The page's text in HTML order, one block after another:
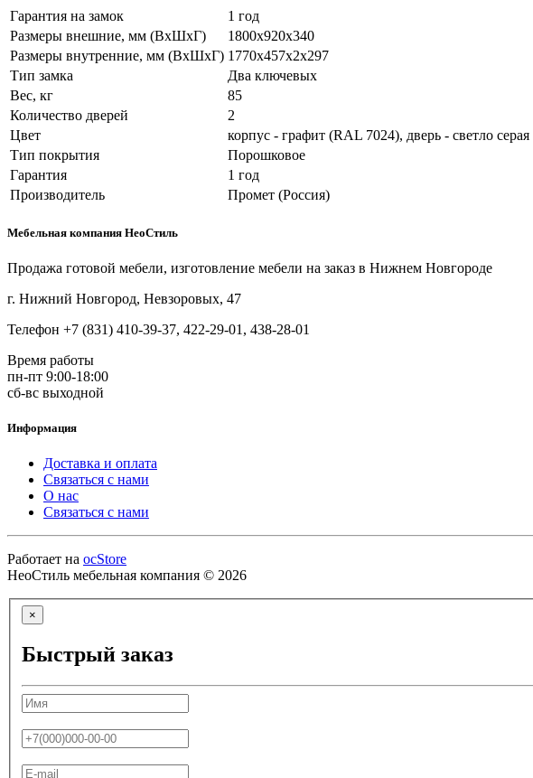
Гарантия на замок
1 год
Размеры внешние, мм (ВхШхГ)
1800x920x340
Размеры внутренние, мм (ВхШхГ) 1770x457x2x297
Тип замка
Два ключевых
Вес, кг
85
Количество дверей
2
Цвет
корпус - графит (RAL 7024), дверь - светло
Тип покрытия
Порошковое
Гарантия
1 год
Производитель
Промет (Россия)
Мебельная компания НеоСтиль
Продажа готовой мебели, изготовление мебели на заказ в Нижнем Новгороде
г. Нижний Новгород, Невзоровых, 47
Телефон +7 (831) 410-39-37, 422-29-01, 438-28-01
Время работы
пн-пт 9:00-18:00
сб-вс выходной
Информация
Доставка и оплата
Связаться с нами
О нас
Связаться с нами
Работает на ocStore
НеоСтиль мебельная компания © 2026
×
Быстрый заказ